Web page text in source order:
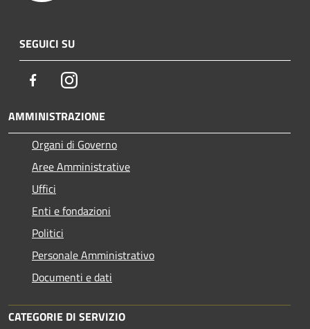
SEGUICI SU
FacebookInstagram
AMMINISTRAZIONE
Organi di Governo
Aree Amministrative
Uffici
Enti e fondazioni
Politici
Personale Amministrativo
Documenti e dati
CATEGORIE DI SERVIZIO